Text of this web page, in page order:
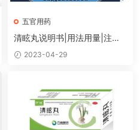
五官用药
清眩丸说明书|用法用量|注意
事项2023-04-29